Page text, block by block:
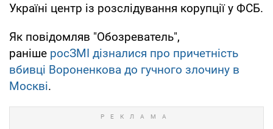
Україні центр із розслідування корупції у ФСБ.
Як повідомляв "Обозреватель",
раніше росЗМІ дізналися про причетність
вбивці Вороненкова до гучного злочину в
Москві.